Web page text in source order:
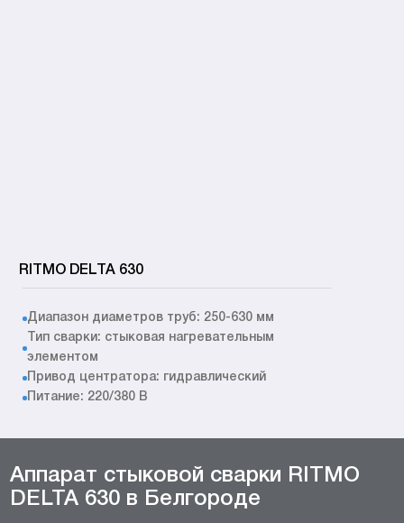
RITMO DELTA 630
Диапазон диаметров труб: 250-630 мм
Тип сварки: стыковая нагревательным
элементом
Привод центратора: гидравлический
Питание: 220/380 В
Аппарат стыковой сварки RITMO
DELTA 630 в Белгороде